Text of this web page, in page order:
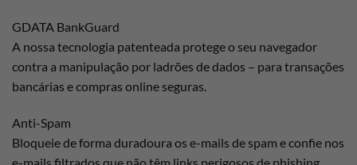
GDATA BankGuard
A nossa tecnologia patenteada protege o seu navegador
contra a manipulação por ladrões de dados – para transações
bancárias e compras online seguras.
Anti-Spam
Bloqueie de forma duradoura os e-mails de spam e confie nos